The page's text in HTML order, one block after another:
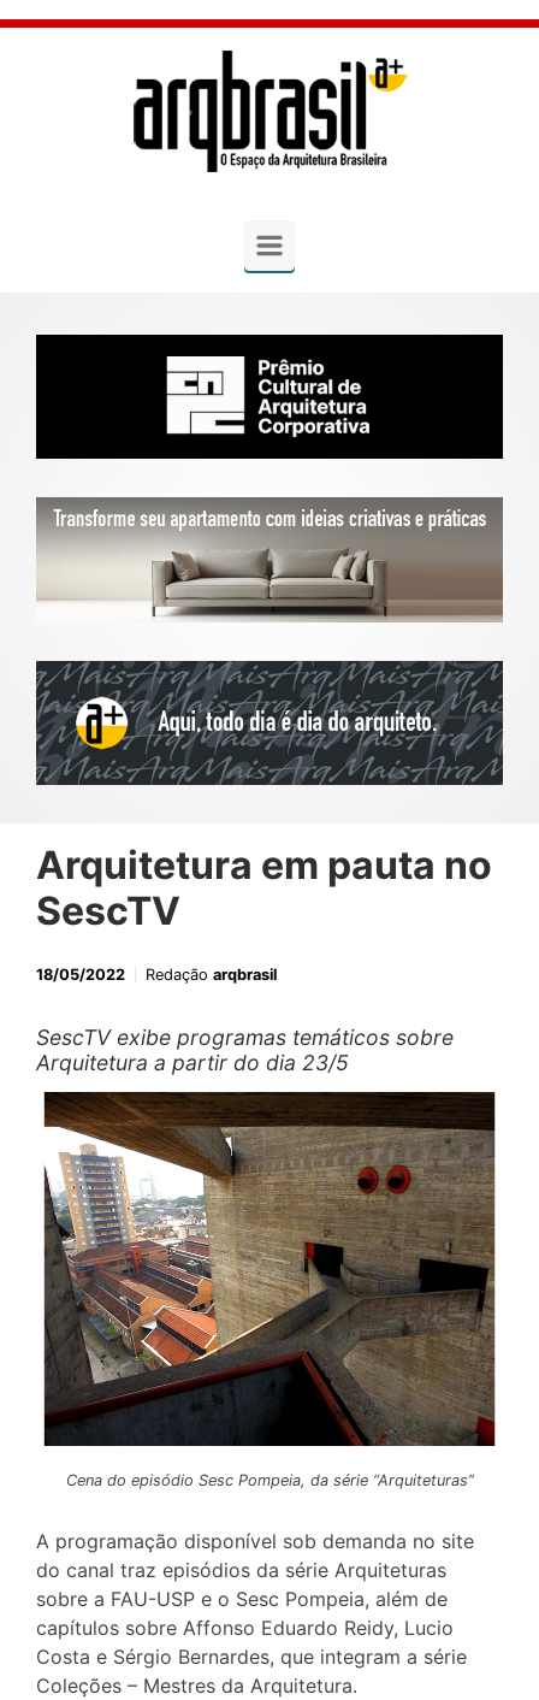
Skip to main content
Arquitetura em pauta no
SescTV
18/05/2022 Redação arqbrasil
SescTV exibe programas temáticos sobre
Arquitetura a partir do dia 23/5
Cena do episódio Sesc Pompeia, da série “Arquiteturas”
A programação disponível sob demanda no site
do canal traz episódios da série Arquiteturas
sobre a FAU-USP e o Sesc Pompeia, além de
capítulos sobre Affonso Eduardo Reidy, Lucio
Costa e Sérgio Bernardes, que integram a série
Coleções – Mestres da Arquitetura.